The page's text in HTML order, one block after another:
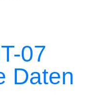
07
Daten